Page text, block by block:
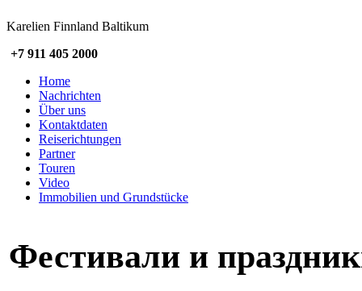
Karelien Finnland Baltikum
+7 911 405 2000
Home
Nachrichten
Über uns
Kontaktdaten
Reiserichtungen
Partner
Touren
Video
Immobilien und Grundstücke
Фестивали и